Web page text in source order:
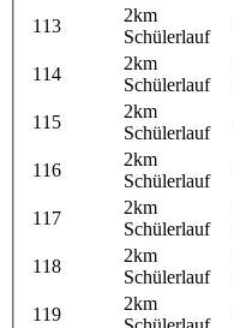
113
2km
Schülerlauf
114
2km
Schülerlauf
115
2km
Schülerlauf
116
2km
Schülerlauf
117
2km
Schülerlauf
118
2km
Schülerlauf
119
2km